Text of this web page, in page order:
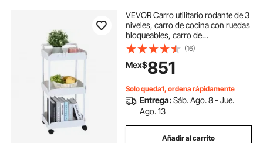
VEVOR Carro utilitario rodante de 3
niveles, carro de cocina con ruedas
bloqueables, carro de
almacenamiento multifuncional con
asa para oficina, sala de estar,
cocina, estantes organizadores de
(16)
Mex$851
Solo queda1, ordena rápidamente
Entrega:Sáb. Ago. 8 - Jue.
Ago. 13
Añadir al carrito